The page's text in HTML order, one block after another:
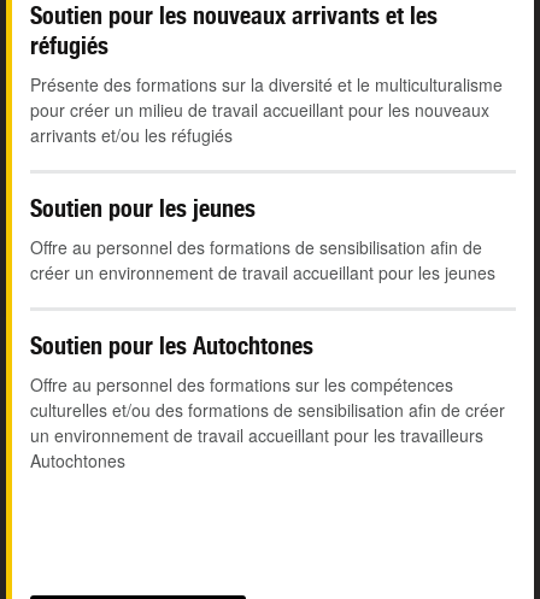
Soutien pour les nouveaux arrivants et les
réfugiés
Présente des formations sur la diversité et le multiculturalisme
pour créer un milieu de travail accueillant pour les nouveaux
arrivants et/ou les réfugiés
Soutien pour les jeunes
Offre au personnel des formations de sensibilisation afin de
créer un environnement de travail accueillant pour les jeunes
Soutien pour les Autochtones
Offre au personnel des formations sur les compétences
culturelles et/ou des formations de sensibilisation afin de créer
un environnement de travail accueillant pour les travailleurs
Autochtones